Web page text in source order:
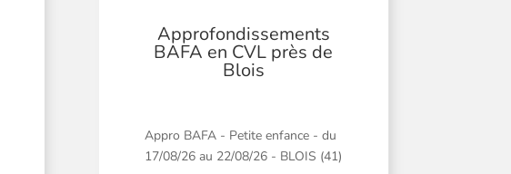
Approfondissements
BAFA en CVL près de
Blois
Appro BAFA - Petite enfance - du
17/08/26 au 22/08/26 - BLOIS (41)